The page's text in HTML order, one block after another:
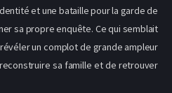
et une bataille pour la garde de
sa propre enquête. Ce qui semblait
un complot de grande ampleur
sa famille et de retrouver